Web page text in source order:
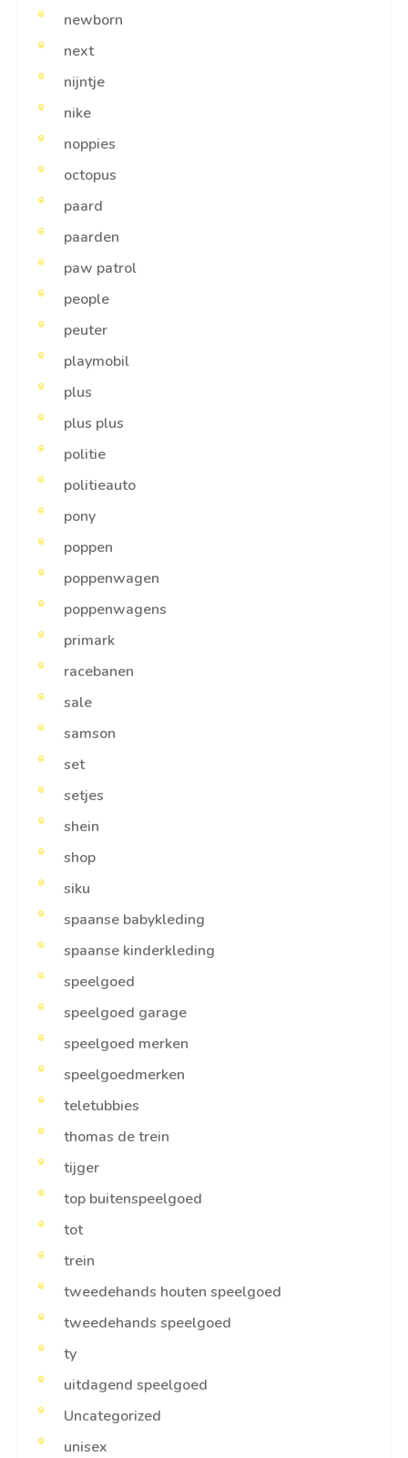
newborn
next
nijntje
nike
noppies
octopus
paard
paarden
paw patrol
people
peuter
playmobil
plus
plus plus
politie
politieauto
pony
poppen
poppenwagen
poppenwagens
primark
racebanen
sale
samson
set
setjes
shein
shop
siku
spaanse babykleding
spaanse kinderkleding
speelgoed
speelgoed garage
speelgoed merken
speelgoedmerken
teletubbies
thomas de trein
tijger
top buitenspeelgoed
tot
trein
tweedehands houten speelgoed
tweedehands speelgoed
ty
uitdagend speelgoed
Uncategorized
unisex